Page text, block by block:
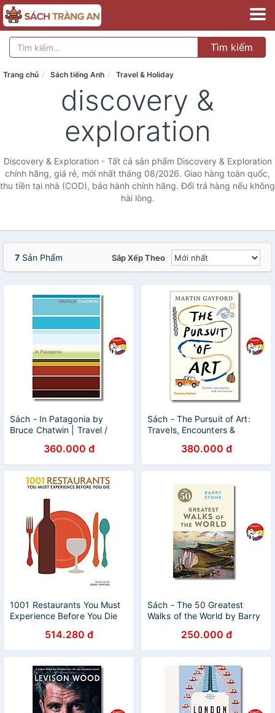
Tìm kiếm
Trang chủ Sách tiếng Anh Travel & Holiday
discovery &
exploration
Discovery & Exploration - Tất cả sản phẩm Discovery & Exploration
chính hãng, giá rẻ, mới nhất tháng 08/2026. Giao hàng toàn quốc,
thu tiền tại nhà (COD), bảo hành chính hãng. Đổi trả hàng nếu không
hài lòng.
7 Sản Phẩm Sắp Xếp Theo
Sách - In Patagonia by
Bruce Chatwin | Travel /
văn Nhập khẩu UK
360.000 đ
Sách - The Pursuit of Art:
Travels, Encounters &
Gayford | Ngoại văn Bìa
cứng
380.000 đ
1001 Restaurants You Must
Experience Before You Die
514.280 đ
Sách - The 50 Greatest
Walks of the World by Barry
Adventure250.000 đ